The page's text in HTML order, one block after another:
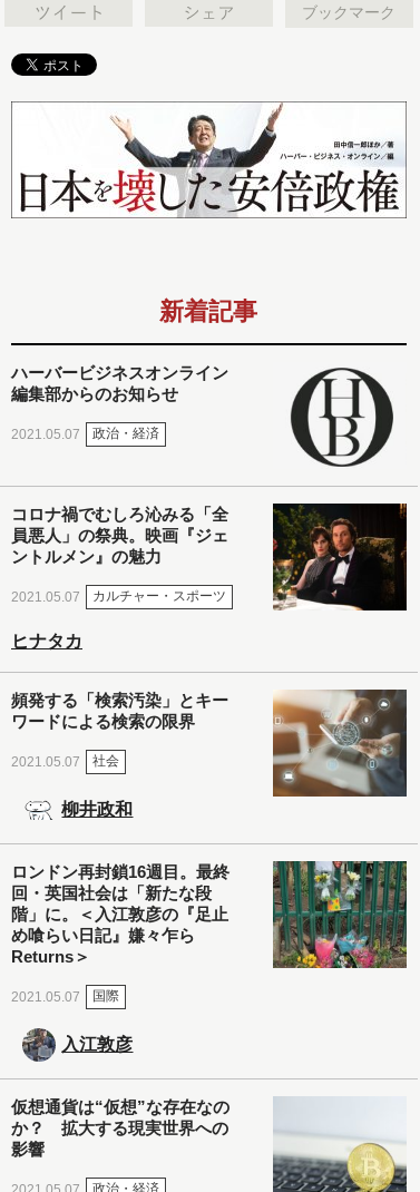
ブックマーク
新着記事
ハーバービジネスオンライン
編集部からのお知らせ
2021.05.07 政治・経済
コロナ禍でむしろ沁みる「全
員悪人」の祭典。映画『ジェ
ントルメン』の魅力
2021.05.07 カルチャー・スポーツ
ヒナタカ
頻発する「検索汚染」とキー
ワードによる検索の限界
2021.05.07 社会
柳井政和
ロンドン再封鎖16週目。最終
回・英国社会は「新たな段
階」に。＜入江敦彦の『足止
め喰らい日記』嫌々乍ら
Returns＞
2021.05.07 国際
入江敦彦
仮想通貨は“仮想”な存在なの
か？ 拡大する現実世界への
影響